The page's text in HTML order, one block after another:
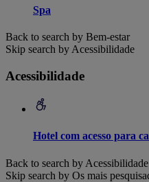
Spa
Back to search by Bem-estar
Skip search by Acessibilidade
Acessibilidade
Hotel com acesso para
Back to search by Acessibilidade
Skip search by Os mais